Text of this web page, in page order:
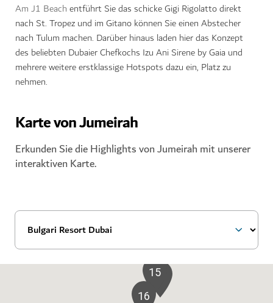
Am J1 Beach entführt Sie das schicke Gigi Rigolatto direkt
nach St. Tropez und im Gitano können Sie einen Abstecher
nach Tulum machen. Darüber hinaus laden hier das Konzept
des beliebten Dubaier Chefkochs Izu Ani Sirene by Gaia und
mehrere weitere erstklassige Hotspots dazu ein, Platz zu
nehmen.
Karte von Jumeirah
Erkunden Sie die Highlights von Jumeirah mit unserer
interaktiven Karte.
7
15
16